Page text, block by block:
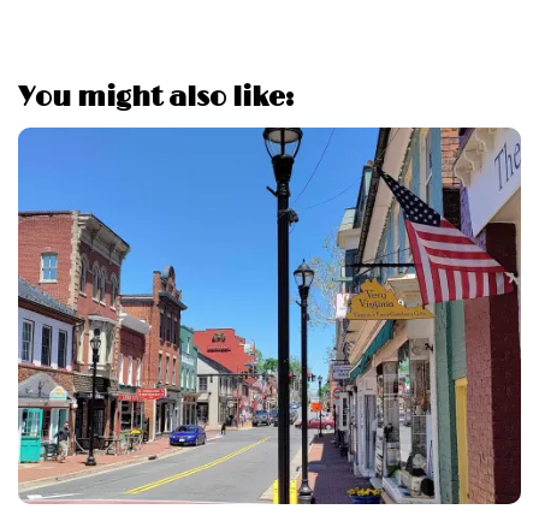
You might also like: